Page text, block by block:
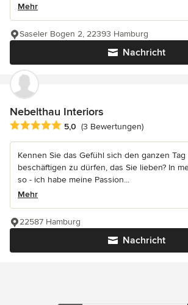
Mehr
Nachricht
Saseler Bogen 2, 22393 Hamburg
Nebelthau Interiors
Durchschnittliche Bewertung: 5 von 5
5,0 (3 Bewertungen)
Kennen Sie das Gefühl sich den ganzen Tag
beschäftigen zu dürfen, das Sie lieben? In
so - ich habe meine Passion...
Mehr
Nachricht
22587 Hamburg